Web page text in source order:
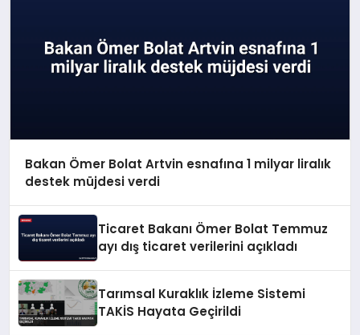
Bakan Ömer Bolat Artvin esnafına 1 milyar liralık
destek müjdesi verdi
Ticaret Bakanı Ömer Bolat Temmuz
ayı dış ticaret verilerini açıkladı
Tarımsal Kuraklık İzleme Sistemi
TAKİS Hayata Geçirildi